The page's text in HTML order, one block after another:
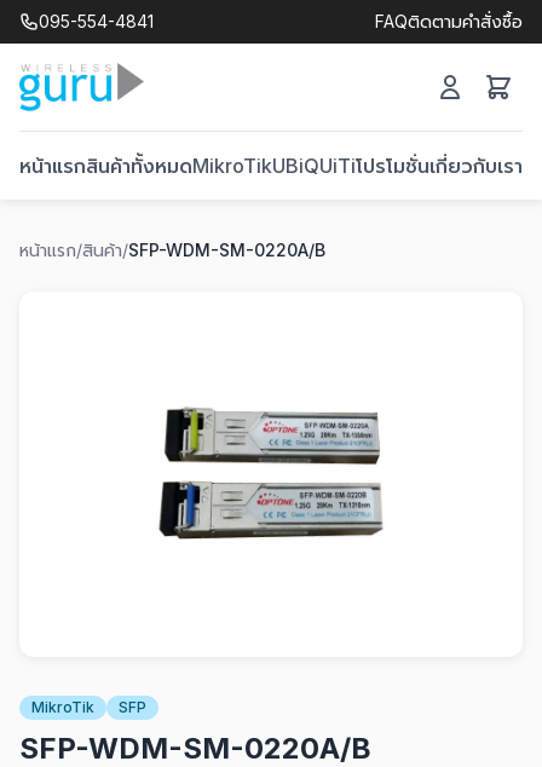
095-554-4841 FAQติดตามคำสั่งซื้อ
หน้าแรกสินค้าทั้งหมดMikroTikUBiQUiTiโปรโมชั่นเกี่ยวกับเรา
หน้าแรก/สินค้า/SFP-WDM-SM-0220A/B
MikroTik SFP
SFP-WDM-SM-0220A/B